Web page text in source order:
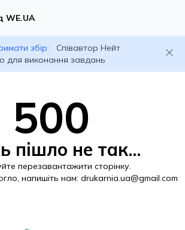
WE.UA
збір:
Співавтор Нейт
для виконання завдань
500
пішло не так...
перезавантажити сторінку.
напишіть нам: drukarnia.ua@gmail.com